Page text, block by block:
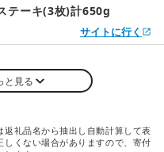
テーキ(3枚)計650g
サイトに行く
と見る
礼品名から抽出し自動計算して表
くない場合がありますので、寄付